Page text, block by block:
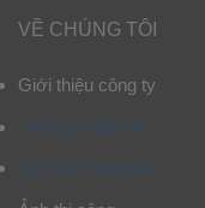
VỀ CHÚNG TÔI
Giới thiệu công ty
Thông tin liên hệ
Tư vấn chọn mẫu